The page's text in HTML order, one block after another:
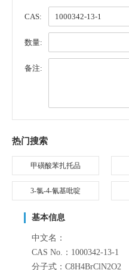
CAS:
数量:
备注:
热门搜索
甲磺酸苯扎托品
3-氯-4-氰基吡啶
基本信息
中文名：
CAS No.：1000342-13-1
分子式：C8H4BrClN2O2